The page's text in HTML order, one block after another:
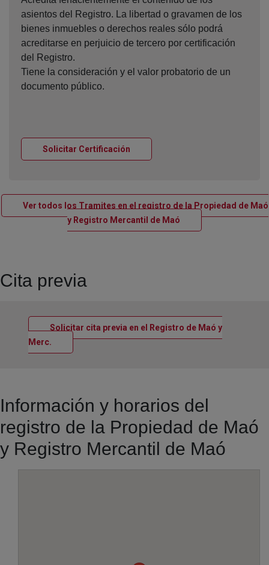
asientos del Registro. La libertad o gravamen de los
bienes inmuebles o derechos reales sólo podrá
acreditarse en perjuicio de tercero por certificación
del Registro.
Tiene la consideración y el valor probatorio de un
documento público.
Solicitar Certificación
Ver todos los Tramites en el registro de la Propiedad de Maó
y Registro Mercantil de Maó Ventana nueva
Cita previa
Solicitar cita previa en el Registro de Maó y
Merc. Ventana nueva
Información y horarios del
registro de la Propiedad de Maó
y Registro Mercantil de Maó